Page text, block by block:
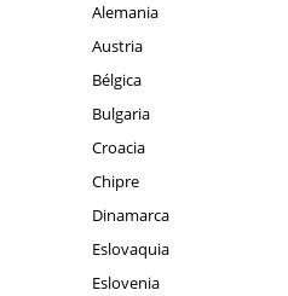
Alemania
Austria
Bélgica
Bulgaria
Croacia
Chipre
Dinamarca
Eslovaquia
Eslovenia